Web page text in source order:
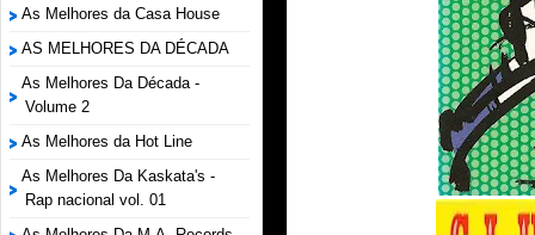
As Melhores da Casa House
AS MELHORES DA DÉCADA
As Melhores Da Década -
Volume 2
As Melhores da Hot Line
As Melhores Da Kaskata's -
Rap nacional vol. 01